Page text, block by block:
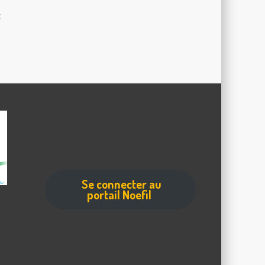
Se connecter au
portail Noefil